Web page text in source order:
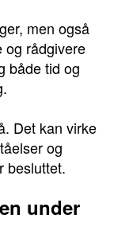
men også
rådgivere
både tid og
Det kan virke
og
besluttet.
under